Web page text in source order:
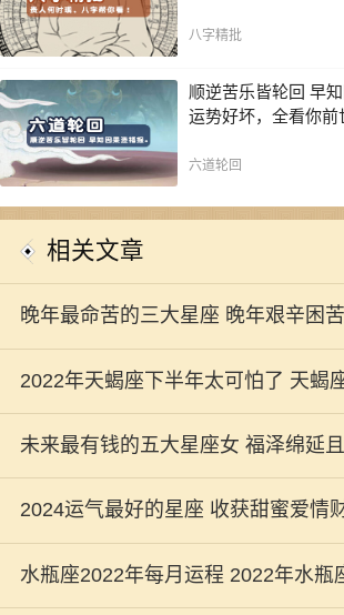
八字精批
顺逆苦乐皆轮回 早
运势好坏，全看你前
六道轮回
相关文章
晚年最命苦的三大星座 晚年艰辛困
2022年天蝎座下半年太可怕了 天蝎
势建议分析
未来最有钱的五大星座女 福泽绵延
2024运气最好的星座 收获甜蜜爱情
水瓶座2022年每月运程 2022年水瓶